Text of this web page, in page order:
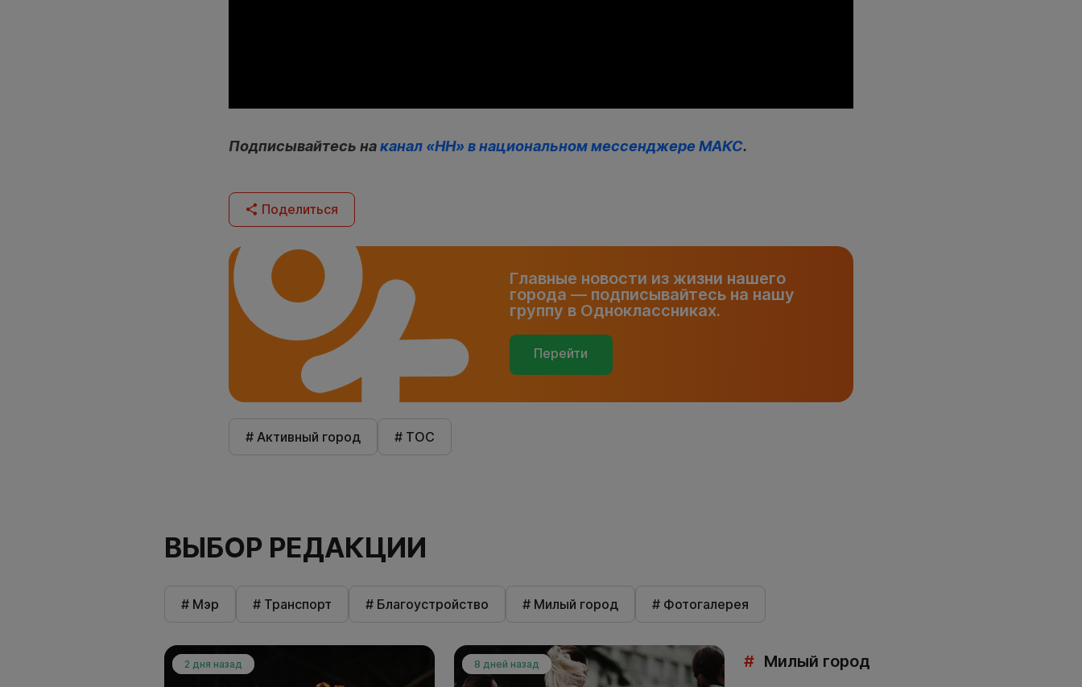
Подписывайтесь наканал «НН» в национальном мессенджере МАКС.
Поделиться
Главные новости из жизни нашего
города — подписывайтесь на нашу
группу в Одноклассниках.
Перейти
# Активный город # ТОС
ВЫБОР РЕДАКЦИИ
# Мэр # Транспорт # Благоустройство # Милый город # Фотогалерея
2 дня назад 8 дней назад # Милый город